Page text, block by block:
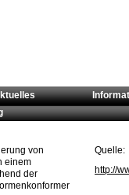
von
einem
der
Quelle:
http://